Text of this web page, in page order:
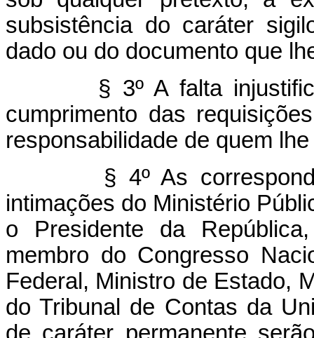
subsistência do caráter
dado ou do documento que
§ 3º A falta
cumprimento das
responsabilidade de quem
§ 4º As
intimações do Ministério
o Presidente da
membro do Congresso
Federal, Ministro de Estado,
do Tribunal de Contas da